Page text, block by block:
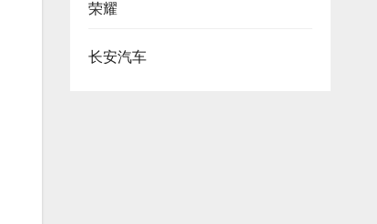
荣耀
长安汽车